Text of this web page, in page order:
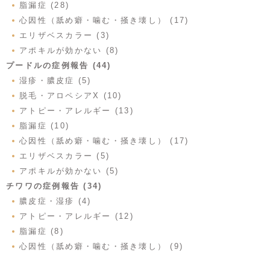
脂漏症 (28)
心因性（舐め癖・噛む・掻き壊し） (17)
エリザベスカラー (3)
アポキルが効かない (8)
プードルの症例報告 (44)
湿疹・膿皮症 (5)
脱毛・アロペシアX (10)
アトピー・アレルギー (13)
脂漏症 (10)
心因性（舐め癖・噛む・掻き壊し） (17)
エリザベスカラー (5)
アポキルが効かない (5)
チワワの症例報告 (34)
膿皮症・湿疹 (4)
アトピー・アレルギー (12)
脂漏症 (8)
心因性（舐め癖・噛む・掻き壊し） (9)